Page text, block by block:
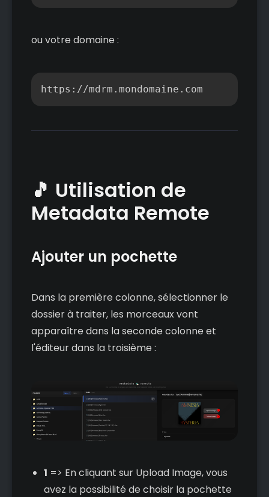
ou votre domaine :
https://mdrm.mondomaine.com
🎵 Utilisation de
Metadata Remote
Ajouter un pochette
Dans la première colonne, sélectionner le
dossier à traiter, les morceaux vont
apparaître dans la seconde colonne et
l'éditeur dans la troisième :
1 => En cliquant sur Upload Image, vous
avez la possibilité de choisir la pochette